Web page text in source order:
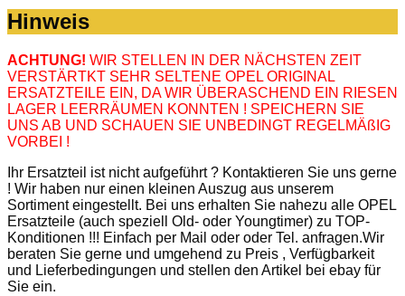
Hinweis
ACHTUNG! WIR STELLEN IN DER NÄCHSTEN ZEIT
VERSTÄRTKT SEHR SELTENE OPEL ORIGINAL
ERSATZTEILE EIN, DA WIR ÜBERASCHEND EIN RIESEN
LAGER LEERRÄUMEN KONNTEN ! SPEICHERN SIE
UNS AB UND SCHAUEN SIE UNBEDINGT REGELMÄßIG
VORBEI !
Ihr Ersatzteil ist nicht aufgeführt ? Kontaktieren Sie uns gerne
! Wir haben nur einen kleinen Auszug aus unserem
Sortiment eingestellt. Bei uns erhalten Sie nahezu alle OPEL
Ersatzteile (auch speziell Old- oder Youngtimer) zu TOP-
Konditionen !!! Einfach per Mail oder oder Tel. anfragen.Wir
beraten Sie gerne und umgehend zu Preis , Verfügbarkeit
und Lieferbedingungen und stellen den Artikel bei ebay für
Sie ein.